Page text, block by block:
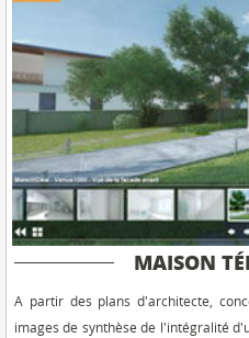
MAISON
A partir des plans d'architecte,
images de synthèse de l'intégralité